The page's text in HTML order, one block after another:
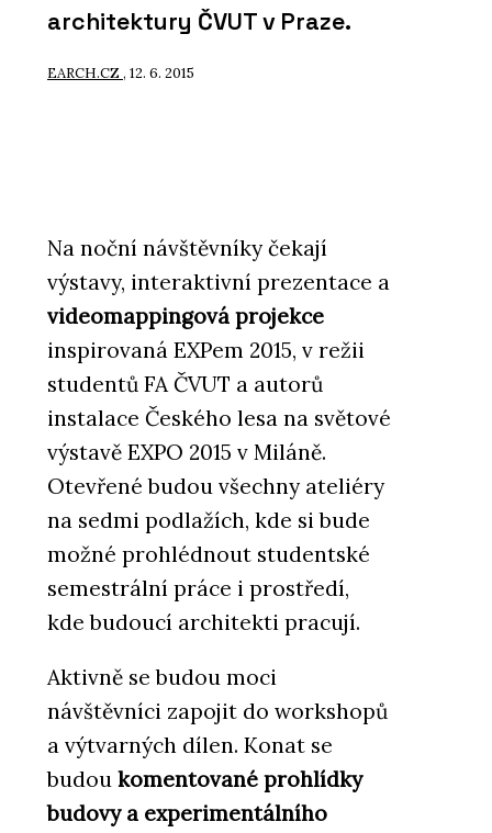
architektury ČVUT v Praze.
EARCH.CZ , 12. 6. 2015
Na noční návštěvníky čekají
výstavy, interaktivní prezentace a
videomappingová projekce
inspirovaná EXPem 2015, v režii
studentů FA ČVUT a autorů
instalace Českého lesa na světové
výstavě EXPO 2015 v Miláně.
Otevřené budou všechny ateliéry
na sedmi podlažích, kde si bude
možné prohlédnout studentské
semestrální práce i prostředí,
kde budoucí architekti pracují.
Aktivně se budou moci
návštěvníci zapojit do workshopů
a výtvarných dílen. Konat se
budou komentované prohlídky
budovy a experimentálního